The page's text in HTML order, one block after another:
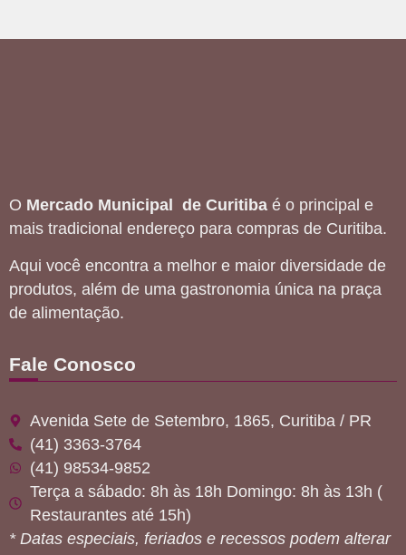
O Mercado Municipal de Curitiba é o principal e
mais tradicional endereço para compras de Curitiba.
Aqui você encontra a melhor e maior diversidade de
produtos, além de uma gastronomia única na praça
de alimentação.
Fale Conosco
Avenida Sete de Setembro, 1865, Curitiba / PR
(41) 3363-3764
(41) 98534-9852
Terça a sábado: 8h às 18h Domingo: 8h às 13h (
Restaurantes até 15h)
* Datas especiais, feriados e recessos podem alterar